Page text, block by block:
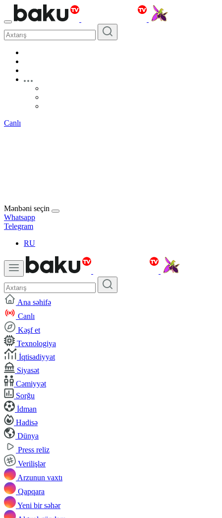
Canlı
Mənbəni seçin
Whatsapp
Telegram
RU
Ana səhifə
Canlı
Kəşf et
Texnologiya
İqtisadiyyat
Siyasət
Cəmiyyət
Sorğu
İdman
Hadisə
Dünya
Press reliz
Verilişlər
Arzunun vaxtı
Qapqara
Yeni bir səhər